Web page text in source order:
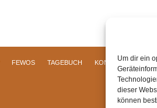
Um dir ein
dieser
können
FEWOS TAGEBUCH KONTAKT